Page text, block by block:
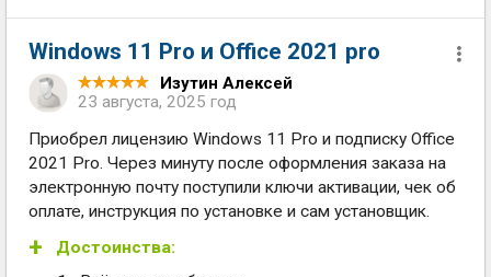
Windows 11 Pro и Office 2021 pro
Изутин Алексей
23 августа, 2025 год
Приобрел лицензию Windows 11 Pro и подписку Office
2021 Pro. Через минуту после оформления заказа на
электронную почту поступили ключи активации, чек об
оплате, инструкция по установке и сам установщик.
Достоинства: